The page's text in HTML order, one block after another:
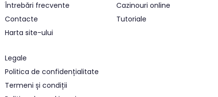
Întrebări frecvente
Contacte
Harta site-ului
Cazinouri online
Tutoriale
Legale
Politica de confidențialitate
Termeni și condiții